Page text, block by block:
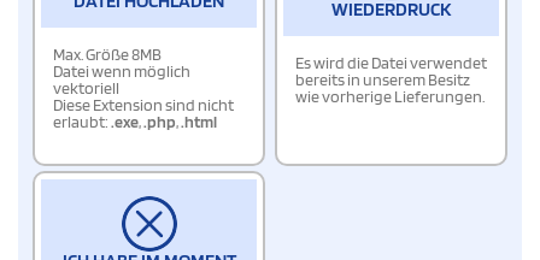
Max. Größe 8MB
Datei wenn möglich
vektoriell
Diese Extension sind nicht
erlaubt:.exe,.php,.html
WIEDERDRUCK
Es wird die Datei verwendet
bereits in unserem Besitz
wie vorherige Lieferungen.